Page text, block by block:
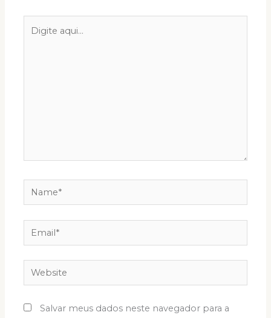
aqui...
Name*
Email*
Website
Salvar meus dados neste navegador para a